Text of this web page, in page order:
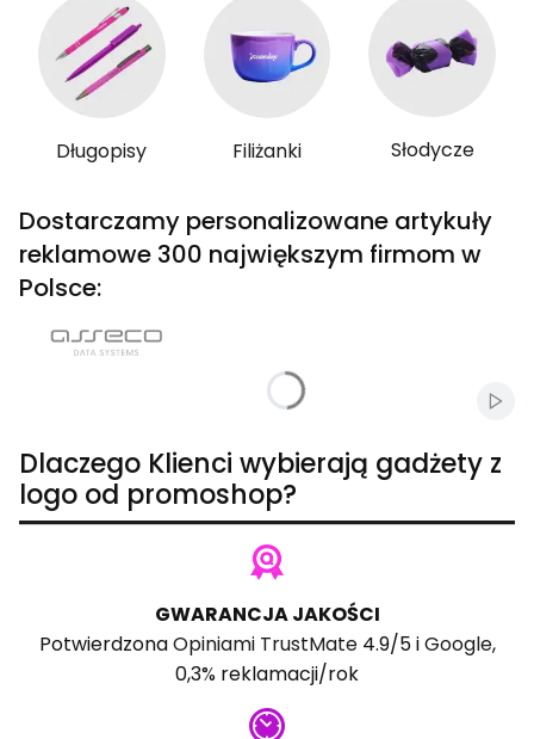
Długopisy Filiżanki Słodycze
Dostarczamy personalizowane artykuły
reklamowe 300 największym firmom w
Polsce:
Dlaczego Klienci wybierają gadżety z
logo od promoshop?
GWARANCJA JAKOŚCI
PotwierdzonaOpiniami TrustMate4.9/5 iGoogle,
0,3% reklamacji/rok